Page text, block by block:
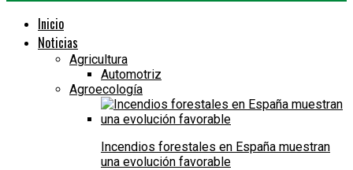
Inicio
Noticias
Agricultura
Automotriz
Agroecología
Incendios forestales en España muestran
una evolución favorable